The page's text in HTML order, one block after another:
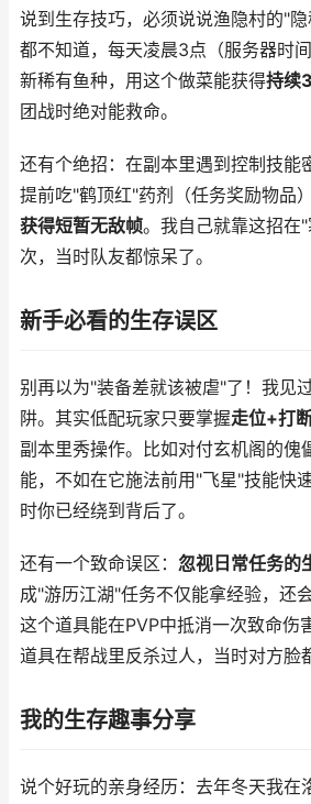
说到生存技巧，必须说说渔隐村的"
都不知道，每天凌晨3点（服务器时
新稀有鱼种，用这个做菜能获得持续
团战时绝对能救命。
还有个绝招：在副本里遇到控制技能
提前吃"鹤顶红"药剂（任务奖励物品
获得短暂无敌帧。我自己就靠这招在
次，当时队友都惊呆了。
新手必看的生存误区
别再以为"装备差就该被虐"了！我见
阱。其实低配玩家只要掌握走位+打
副本里秀操作。比如对付玄机阁的傀
能，不如在它施法前用"飞星"技能快
时你已经绕到背后了。
还有一个致命误区： 忽视日常任务的
成"游历江湖"任务不仅能拿经验，还
这个道具能在PVP中抵消一次致命伤
道具在帮战里反杀过人，当时对方脸
我的生存趣事分享
说个好玩的亲身经历：去年冬天我在